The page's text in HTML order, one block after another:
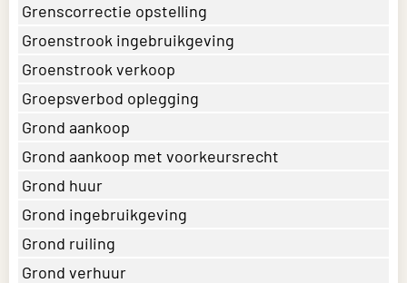
Grenscorrectie opstelling
Groenstrook ingebruikgeving
Groenstrook verkoop
Groepsverbod oplegging
Grond aankoop
Grond aankoop met voorkeursrecht
Grond huur
Grond ingebruikgeving
Grond ruiling
Grond verhuur